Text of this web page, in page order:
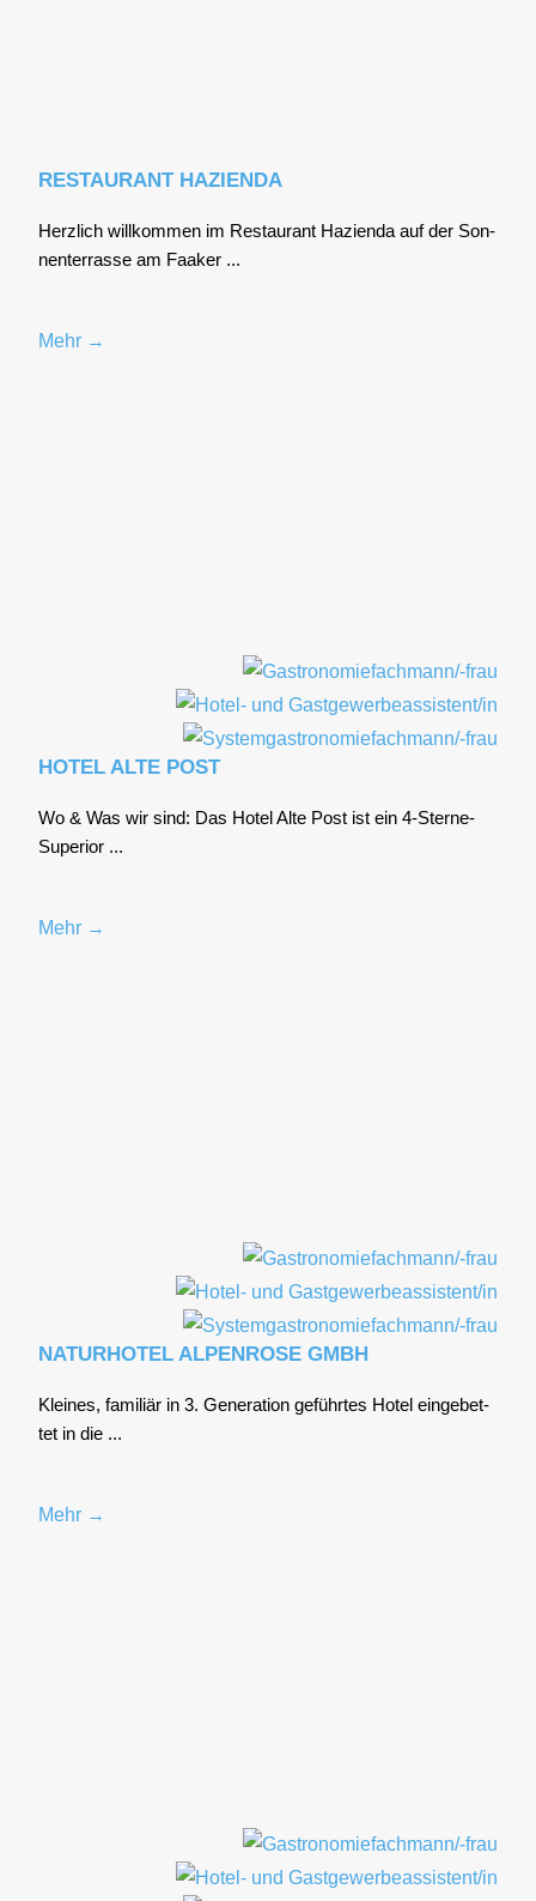
RESTAURANT HAZIENDA
Herz­lich will­kom­men im Restau­rant Hazi­en­da auf der Son­
nen­ter­ras­se am Faa­ker ...
Mehr →
HOTEL ALTE POST
Wo & Was wir sind: Das Hotel Alte Post ist ein 4‑S­ter­ne-
Supe­ri­or ...
Mehr →
NATURHOTEL ALPENROSE GMBH
Klei­nes, fami­li­är in 3. Gene­ra­ti­on geführ­tes Hotel ein­ge­bet­
tet in die ...
Mehr →